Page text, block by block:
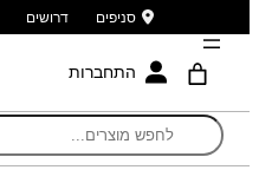
סניפים דרושים
התחברות